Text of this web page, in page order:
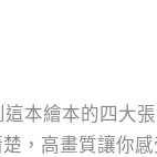
本繪本的四大
，高畫質讓你